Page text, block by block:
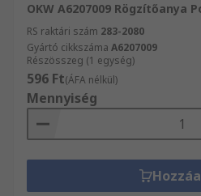
OKW A6207009 Rögzítőanya
RS raktári szám 283-2080
Gyártó cikkszáma A6207009
Részösszeg (1 egység)
596 Ft(ÁFA nélkül)
Mennyiség